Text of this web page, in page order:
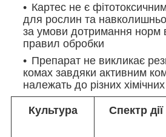
Картес не є
для рослин та
за умови дотримання норм
правил обробки
Препарат не викликає
комах завдяки активним
належать до різних хімічних
Культура Спектр дії